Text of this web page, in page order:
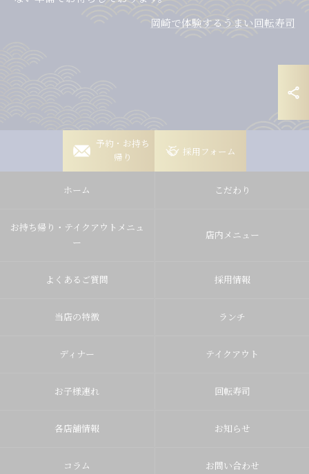
岡崎で体験するうまい回転寿司
予約・お持ち
帰り
岡崎稲熊店
岡崎竜美丘店
豊田梅坪店
採用フォーム
ホーム こだわり
お持ち帰り・テイクアウトメニュ
ー
店内メニュー
よくあるご質問 採用情報
当店の特徴 ランチ
ディナー テイクアウト
お子様連れ 回転寿司
各店舗情報 お知らせ
コラム お問い合わせ